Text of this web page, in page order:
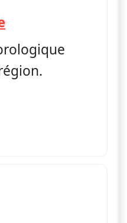
— Météo